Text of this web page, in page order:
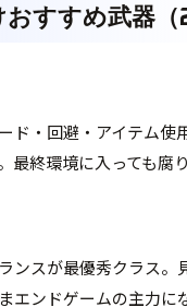
すすめ武器（
ド・回避・アイテム使
最終環境に入っても腐
ンスが最優秀クラス。
エンドゲームの主力に